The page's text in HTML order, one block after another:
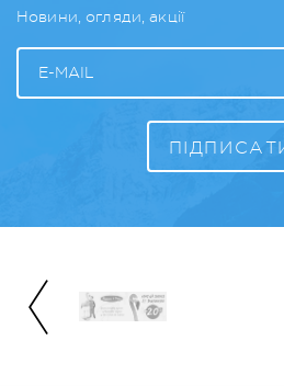
Новини, огляди, акції